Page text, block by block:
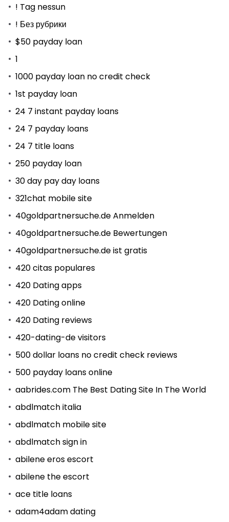
! Tag nessun
! Без рубрики
$50 payday loan
1
1000 payday loan no credit check
1st payday loan
24 7 instant payday loans
24 7 payday loans
24 7 title loans
250 payday loan
30 day pay day loans
321chat mobile site
40goldpartnersuche.de Anmelden
40goldpartnersuche.de Bewertungen
40goldpartnersuche.de ist gratis
420 citas populares
420 Dating apps
420 Dating online
420 Dating reviews
420-dating-de visitors
500 dollar loans no credit check reviews
500 payday loans online
aabrides.com The Best Dating Site In The World
abdlmatch italia
abdlmatch mobile site
abdlmatch sign in
abilene eros escort
abilene the escort
ace title loans
adam4adam dating